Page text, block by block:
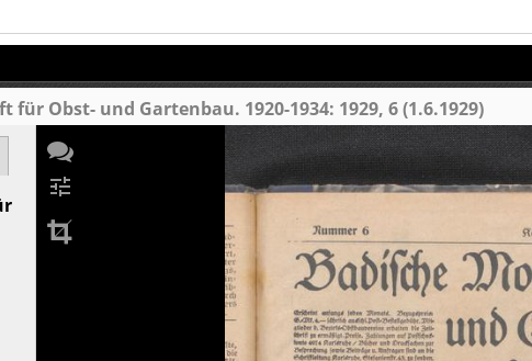
für Obst- und Gartenbau. 1920-1934: 1929, 6 (1.6.1929)
tune